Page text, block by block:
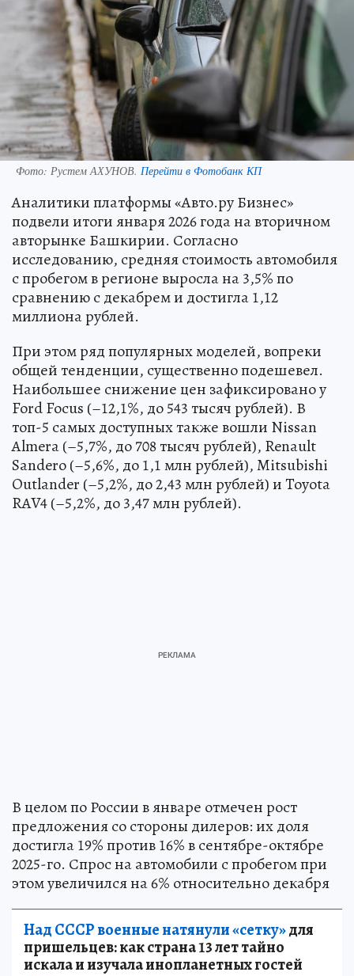
Фото: Рустем АХУНОВ. Перейти в Фотобанк КП
Аналитики платформы «Авто.ру Бизнес»
подвели итоги января 2026 года на вторичном
авторынке Башкирии. Согласно
исследованию, средняя стоимость автомобиля
с пробегом в регионе выросла на 3,5% по
сравнению с декабрем и достигла 1,12
миллиона рублей.
При этом ряд популярных моделей, вопреки
общей тенденции, существенно подешевел.
Наибольшее снижение цен зафиксировано у
Ford Focus (–12,1%, до 543 тысяч рублей). В
топ-5 самых доступных также вошли Nissan
Almera (–5,7%, до 708 тысяч рублей), Renault
Sandero (–5,6%, до 1,1 млн рублей), Mitsubishi
Outlander (–5,2%, до 2,43 млн рублей) и Toyota
RAV4 (–5,2%, до 3,47 млн рублей).
В целом по России в январе отмечен рост
предложения со стороны дилеров: их доля
достигла 19% против 16% в сентябре-октябре
2025-го. Спрос на автомобили с пробегом при
этом увеличился на 6% относительно декабря
Над СССР военные натянули «сетку»для
пришельцев: как страна 13 лет тайно
искала и изучала инопланетных гостей